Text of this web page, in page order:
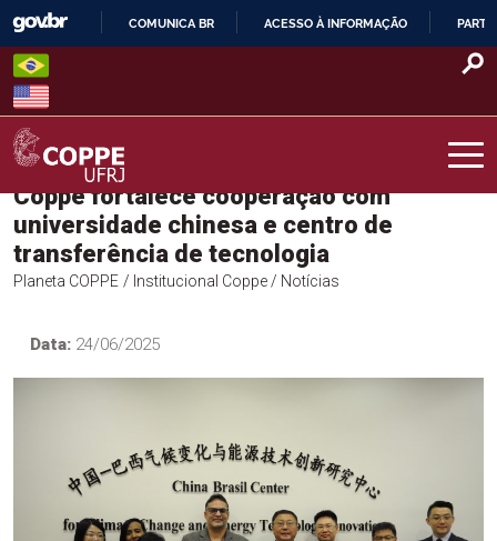
Skip
content
O
COMUNICA BR ACESSO À INFORMAÇÃO
COPPE – UFRJ
Coppe fortalece cooperação com
universidade chinesa e centro de
transferência de tecnologia
Planeta COPPE / Institucional Coppe / Notícias
Data: 24/06/2025